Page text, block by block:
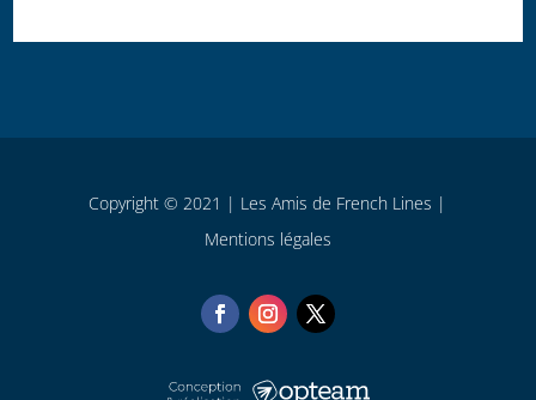
Copyright © 2021 | Les Amis de French Lines |
Mentions légales